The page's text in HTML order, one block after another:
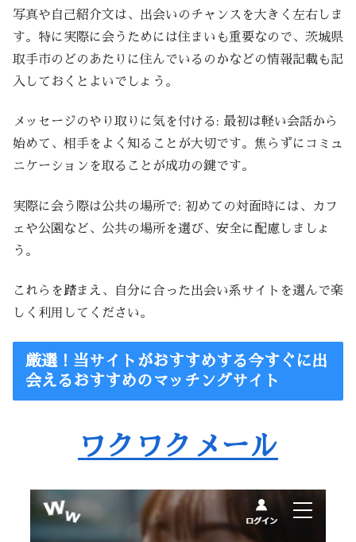
写真や自己紹介文は、出会いのチャンスを大きく左右しま
す。特に実際に会うためには住まいも重要なので、茨城県
取手市のどのあたりに住んでいるのかなどの情報記載も記
入しておくとよいでしょう。
メッセージのやり取りに気を付ける: 最初は軽い会話から
始めて、相手をよく知ることが大切です。焦らずにコミュ
ニケーションを取ることが成功の鍵です。
実際に会う際は公共の場所で: 初めての対面時には、カフ
ェや公園など、公共の場所を選び、安全に配慮しましょ
う。
これらを踏まえ、自分に合った出会い系サイトを選んで楽
しく利用してください。
厳選！当サイトがおすすめする今すぐに出
会えるおすすめのマッチングサイト
ワクワクメール